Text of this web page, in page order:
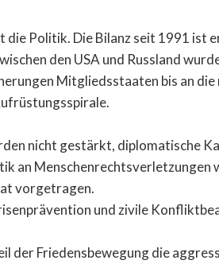
die Politik. Die Bilanz seit 1991 ist
den USA und Russland
Mitgliedsstaaten bis an die
nicht gestärkt, diplomatische
an Menschenrechtsverletzungen
vorgetragen.
und zivile
der Friedensbewegung die